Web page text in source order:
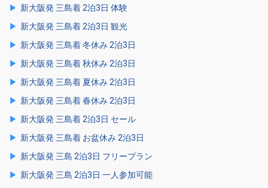
新大阪発 三島着 2泊3日 体験
新大阪発 三島着 2泊3日 観光
新大阪発 三島着 冬休み 2泊3日
新大阪発 三島着 秋休み 2泊3日
新大阪発 三島着 夏休み 2泊3日
新大阪発 三島着 春休み 2泊3日
新大阪発 三島着 2泊3日 セール
新大阪発 三島着 お盆休み 2泊3日
新大阪発 三島 2泊3日 フリープラン
新大阪発 三島 2泊3日 一人参加可能